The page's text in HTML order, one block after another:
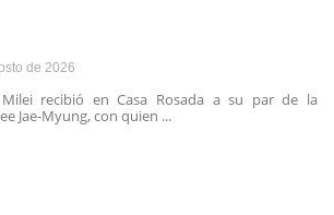
de 2026
Milei recibió en Casa Rosada a su par de la
Jae-Myung, con quien ...